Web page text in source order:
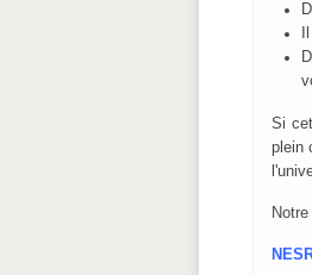
Si
plein